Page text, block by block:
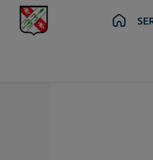
Contenu